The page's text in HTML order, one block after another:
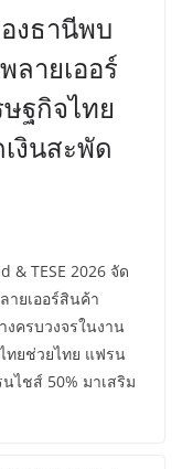
งธานีพบ
ายเออร์
ฐกิจไทย
งินสะพัด
& TESE 2026 จัด
ยเออร์สินค้า
งครบวงจรในงาน
ทยช่วยไทย แฟรน
ไชส์ 50% มาเสริม